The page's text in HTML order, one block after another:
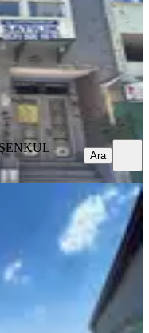
ALGUR
Ara
Mah'de Denize
Bina